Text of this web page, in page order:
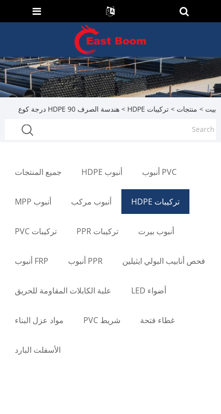
بيت > منتجات > تركيبات HDPE > هندسة الصرف HDPE 90 درجة كوع
جميع المنتجات أنبوب HDPE PVC أنبوب
أنبوب MPP أنبوب مركب تركيبات HDPE
تركيبات PVC تركيبات PPR أنبوب بيرت
FRP أنبوب PPR أنبوب فحص أنابيب البولي ايثيلين
علبة الكابلات المقاومة للحريق أضواء LED
مواد عزل البناء شريط PVC غطاء فتحة
الأسفلت البارد